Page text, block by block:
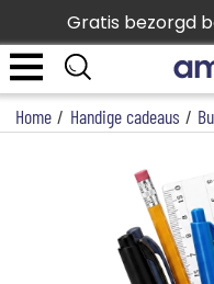
Gratis bezorgd
Home / Handige cadeaus /